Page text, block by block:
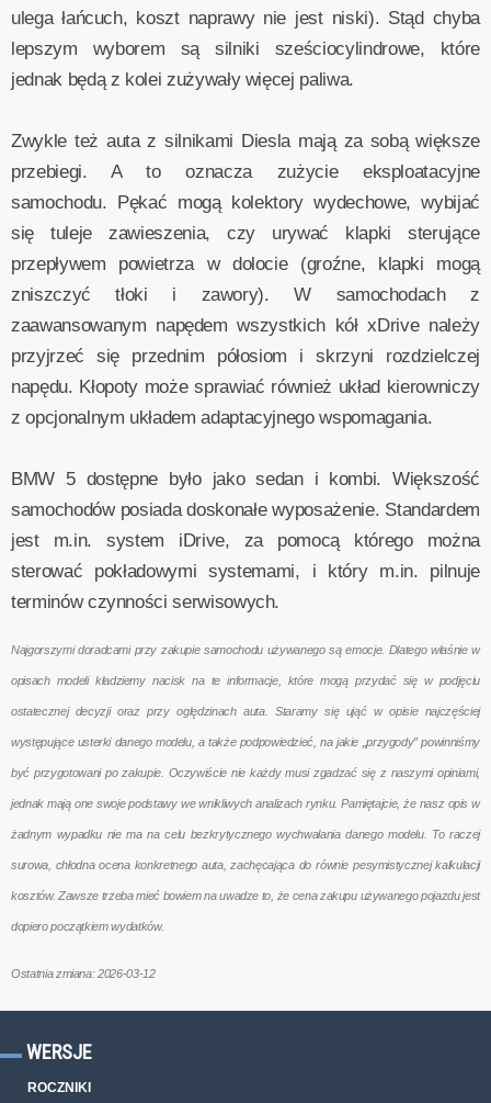
ulega łańcuch, koszt naprawy nie jest niski). Stąd chyba
lepszym wyborem są silniki sześciocylindrowe, które
jednak będą z kolei zużywały więcej paliwa.
Zwykle też auta z silnikami Diesla mają za sobą większe
przebiegi. A to oznacza zużycie eksploatacyjne
samochodu. Pękać mogą kolektory wydechowe, wybijać
się tuleje zawieszenia, czy urywać klapki sterujące
przepływem powietrza w dolocie (groźne, klapki mogą
zniszczyć tłoki i zawory). W samochodach z
zaawansowanym napędem wszystkich kół xDrive należy
przyjrzeć się przednim półosiom i skrzyni rozdzielczej
napędu. Kłopoty może sprawiać również układ kierowniczy
z opcjonalnym układem adaptacyjnego wspomagania.
BMW 5 dostępne było jako sedan i kombi. Większość
samochodów posiada doskonałe wyposażenie. Standardem
jest m.in. system iDrive, za pomocą którego można
sterować pokładowymi systemami, i który m.in. pilnuje
terminów czynności serwisowych.
Najgorszymi doradcami przy zakupie samochodu używanego są emocje. Dlatego właśnie w
opisach modeli kładziemy nacisk na te informacje, które mogą przydać się w podjęciu
ostatecznej decyzji oraz przy oględzinach auta. Staramy się ująć w opisie najczęściej
występujące usterki danego modelu, a także podpowiedzieć, na jakie „przygody” powinniśmy
być przygotowani po zakupie. Oczywiście nie każdy musi zgadzać się z naszymi opiniami,
jednak mają one swoje podstawy we wnikliwych analizach rynku. Pamiętajcie, że nasz opis w
żadnym wypadku nie ma na celu bezkrytycznego wychwalania danego modelu. To raczej
surowa, chłodna ocena konkretnego auta, zachęcająca do równie pesymistycznej kalkulacji
kosztów. Zawsze trzeba mieć bowiem na uwadze to, że cena zakupu używanego pojazdu jest
dopiero początkiem wydatków.
Ostatnia zmiana: 2026-03-12
WERSJE
ROCZNIKI